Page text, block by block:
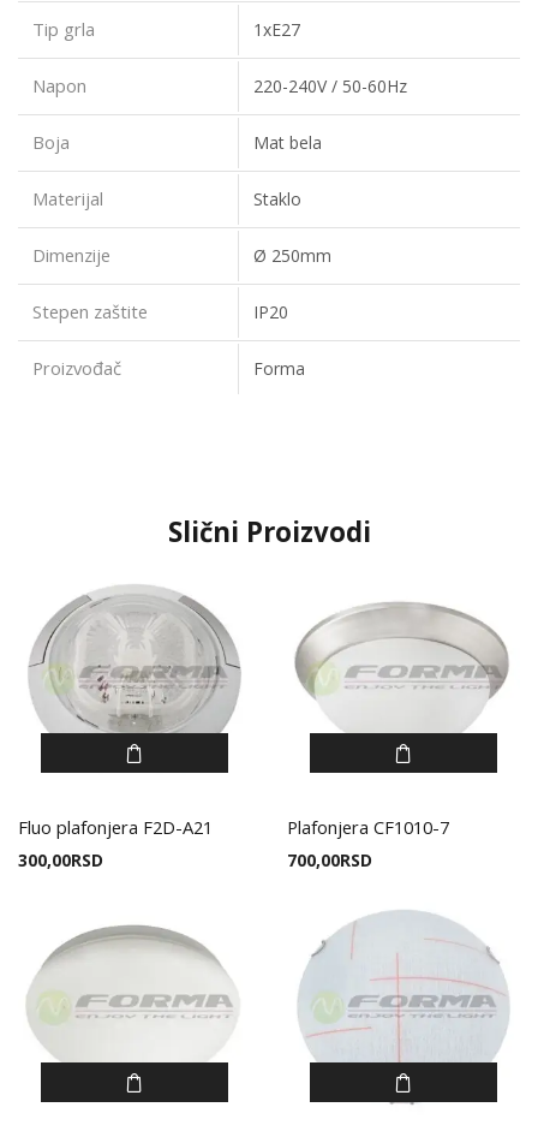
Tip grla 1xE27
Napon 220-240V / 50-60Hz
Boja Mat bela
Materijal Staklo
Dimenzije Ø 250mm
Stepen zaštite IP20
Proizvođač Forma
Slični Proizvodi
Fluo plafonjera F2D-A21
300,00RSD
Plafonjera CF1010-7
700,00RSD